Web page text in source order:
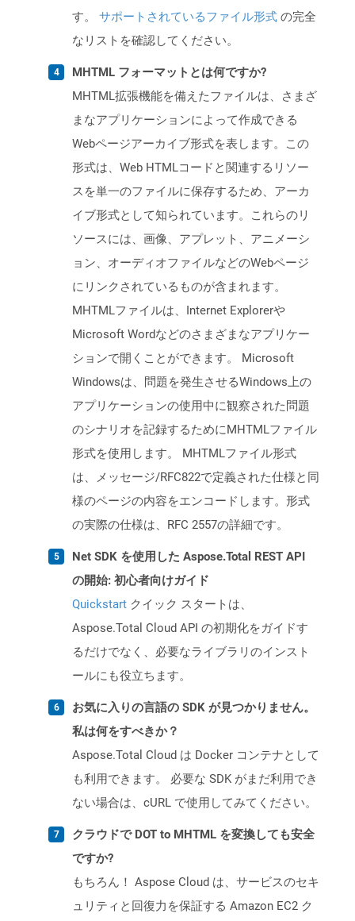
す。 サポートされているファイル形式 の完全
なリストを確認してください。
MHTML フォーマットとは何ですか?
MHTML拡張機能を備えたファイルは、さまざ
まなアプリケーションによって作成できる
Webページアーカイブ形式を表します。この
形式は、Web HTMLコードと関連するリソー
スを単一のファイルに保存するため、アーカ
イブ形式として知られています。これらのリ
ソースには、画像、アプレット、アニメーシ
ョン、オーディオファイルなどのWebページ
にリンクされているものが含まれます。
MHTMLファイルは、Internet Explorerや
Microsoft Wordなどのさまざまなアプリケー
ションで開くことができます。 Microsoft
Windowsは、問題を発生させるWindows上の
アプリケーションの使用中に観察された問題
のシナリオを記録するためにMHTMLファイル
形式を使用します。 MHTMLファイル形式
は、メッセージ/RFC822で定義された仕様と同
様のページの内容をエンコードします。形式
の実際の仕様は、RFC 2557の詳細です。
Net SDK を使用した Aspose.Total REST API
の開始: 初心者向けガイド
Quickstart クイック スタートは、
Aspose.Total Cloud API の初期化をガイドす
るだけでなく、必要なライブラリのインスト
ールにも役立ちます。
お気に入りの言語の SDK が見つかりません。
私は何をすべきか？
Aspose.Total Cloud は Docker コンテナとして
も利用できます。 必要な SDK がまだ利用でき
ない場合は、cURL で使用してみてください。
クラウドで DOT to MHTML を変換しても安全
ですか?
もちろん！ Aspose Cloud は、サービスのセキ
ュリティと回復力を保証する Amazon EC2 ク